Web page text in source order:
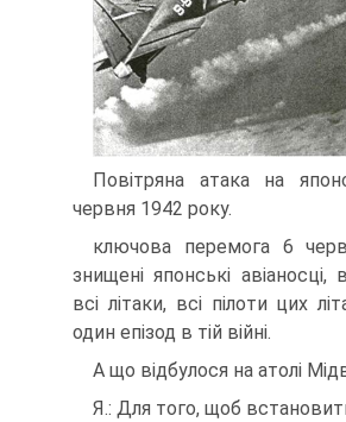
Повітряна атака на
червня 1942 року.
ключова перемога 6
знищені японські авіаносці,
всі літаки, всі пілоти цих
один епізод в тій війні.
А що відбулося на атолі
Я.: Для того, щоб